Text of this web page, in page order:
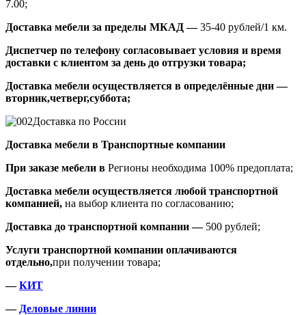
7.00;
Доставка мебели за пределы МКАД —35-40 рублей/1 км.
Диспетчер по телефону согласовывает условия и время
доставки с клиентом за день до отгрузки товара;
Доставка мебели осуществляется в определённые дни —
вторник,четверг,суббота;
Доставка по России
Доставка мебели в Транспортные компании
При заказе мебели в Регионы необходима 100% предоплата;
Доставка мебели осуществляется любой транспортной
компанией, на выбор клиента по согласованию;
Доставка до транспортной компании —500 рублей;
Услуги транспортной компании оплачиваются
отдельно,при получении товара;
—КИТ
— Деловые линии